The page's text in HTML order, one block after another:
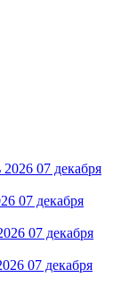
2026 07 декабря
07 декабря
07 декабря
07 декабря